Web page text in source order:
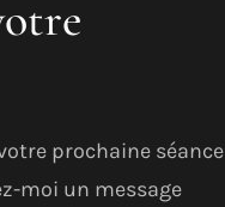
prochaine séance
moi un message